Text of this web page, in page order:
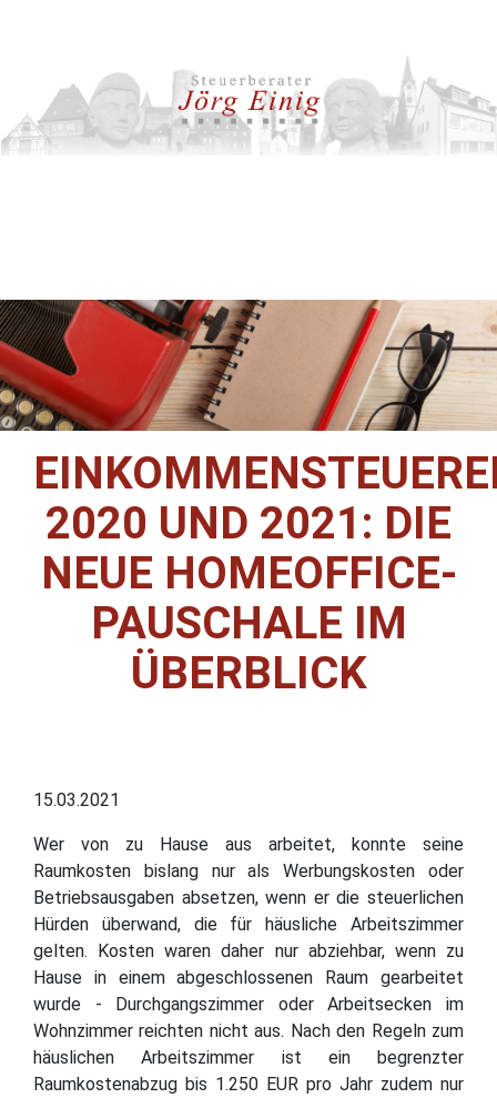
2020 UND 2021: DIE
NEUE HOMEOFFICE-
PAUSCHALE IM
ÜBERBLICK
15.03.2021
Wer von zu Hause aus arbeitet, konnte seine
Raumkosten bislang nur als Werbungskosten oder
Betriebsausgaben absetzen, wenn er die steuerlichen
Hürden überwand, die für häusliche Arbeitszimmer
gelten. Kosten waren daher nur abziehbar, wenn zu
Hause in einem abgeschlossenen Raum gearbeitet
wurde - Durchgangszimmer oder Arbeitsecken im
Wohnzimmer reichten nicht aus. Nach den Regeln zum
häuslichen Arbeitszimmer ist ein begrenzter
Raumkostenabzug bis 1.250 EUR pro Jahr zudem nur